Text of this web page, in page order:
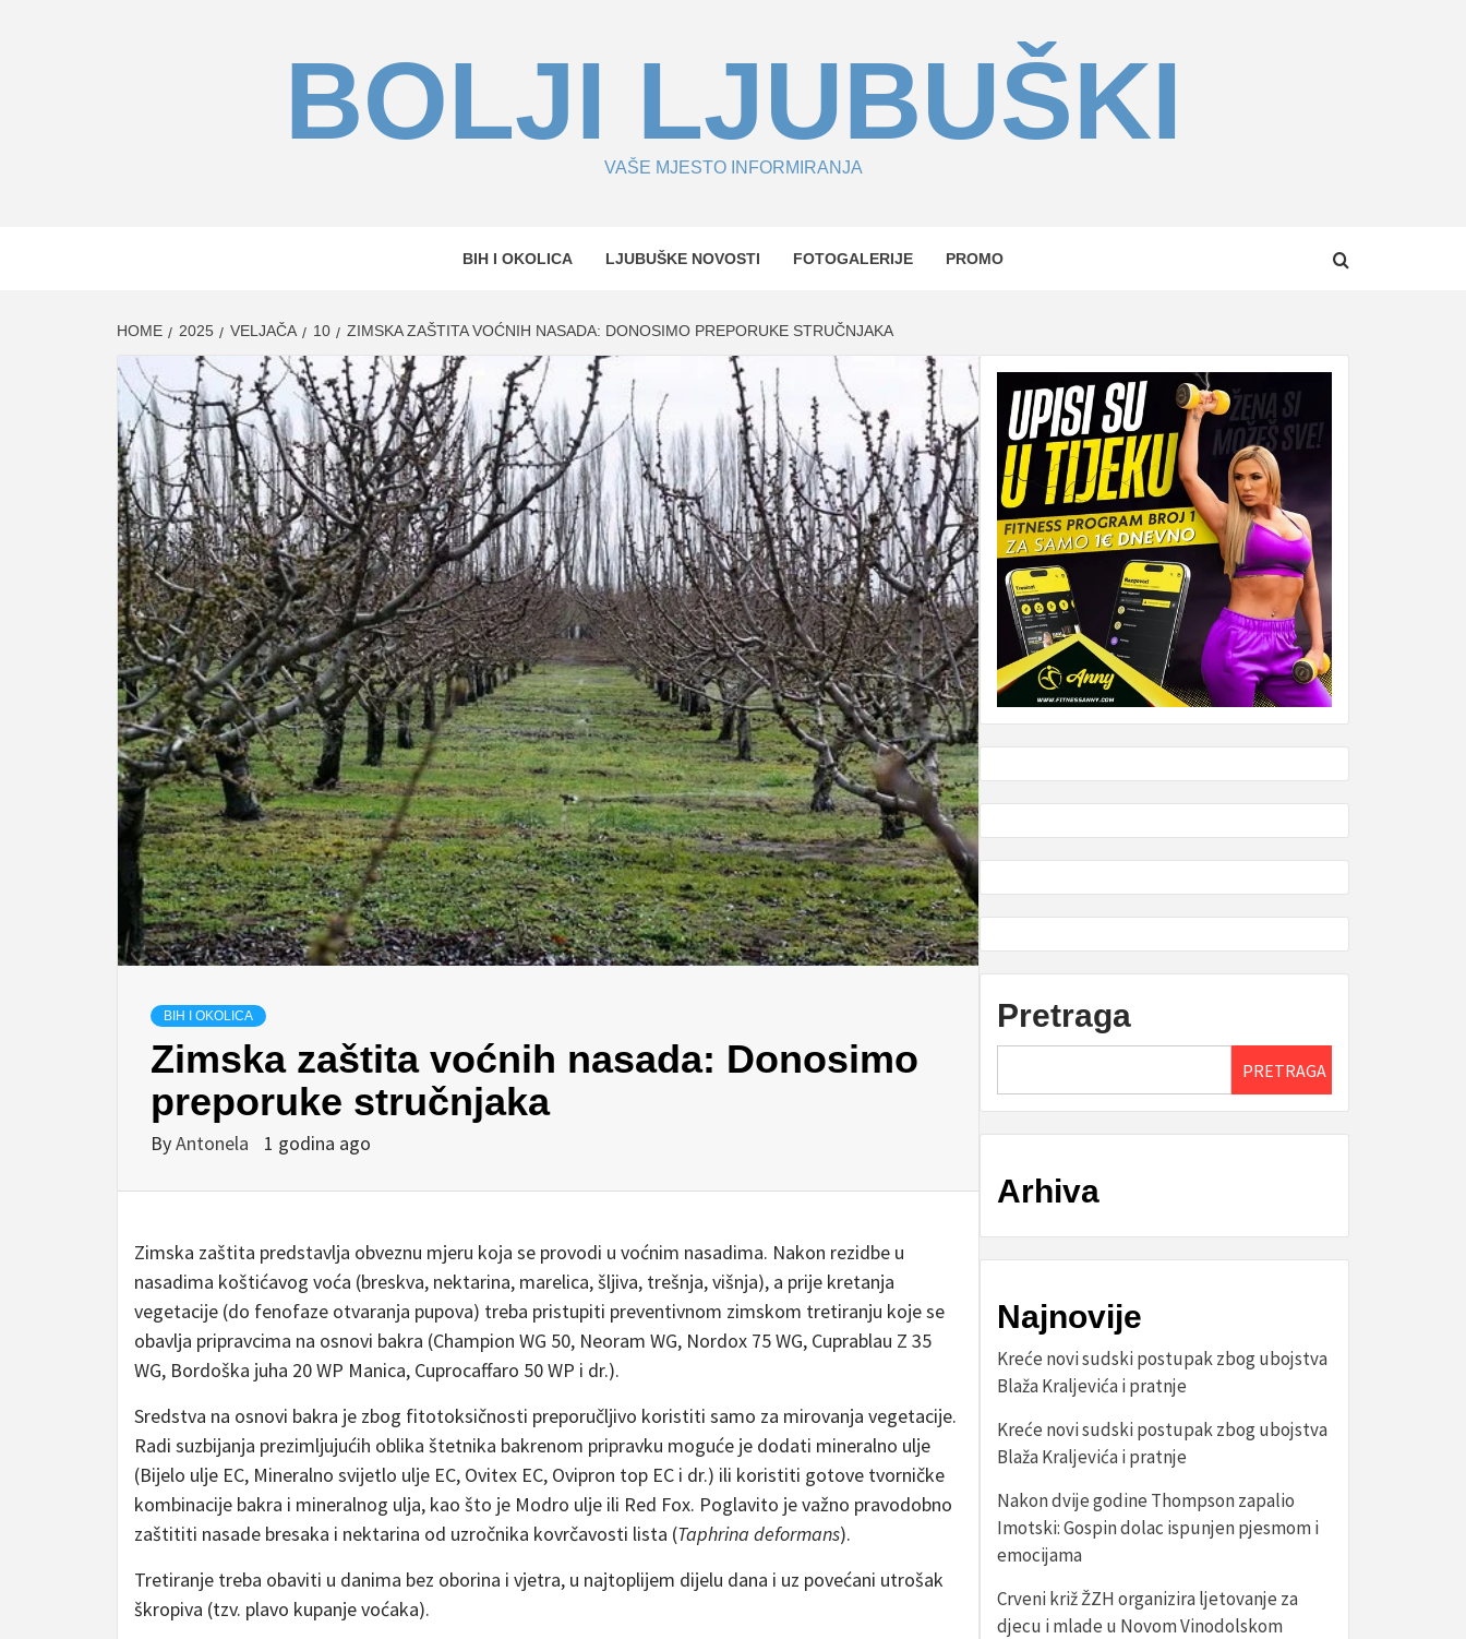
BOLJI LJUBUŠKI
VAŠE MJESTO INFORMIRANJA
BIH I OKOLICA LJUBUŠKE NOVOSTI FOTOGALERIJE PROMO
HOME 2025 VELJAČA 10 ZIMSKA ZAŠTITA VOĆNIH NASADA: DONOSIMO PREPORUKE STRUČNJAKA
BIH I OKOLICA
Zimska zaštita voćnih nasada: Donosimo
preporuke stručnjaka
ByAntonela 1 godina ago
Zimska zaštita predstavlja obveznu mjeru koja se provodi u voćnim nasadima. Nakon rezidbe u
nasadima koštićavog voća (breskva, nektarina, marelica, šljiva, trešnja, višnja), a prije kretanja
vegetacije (do fenofaze otvaranja pupova) treba pristupiti preventivnom zimskom tretiranju koje se
obavlja pripravcima na osnovi bakra (Champion WG 50, Neoram WG, Nordox 75 WG, Cuprablau Z 35
WG, Bordoška juha 20 WP Manica, Cuprocaffaro 50 WP i dr.).
Sredstva na osnovi bakra je zbog fitotoksičnosti preporučljivo koristiti samo za mirovanja vegetacije.
Radi suzbijanja prezimljujućih oblika štetnika bakrenom pripravku moguće je dodati mineralno ulje
(Bijelo ulje EC, Mineralno svijetlo ulje EC, Ovitex EC, Ovipron top EC i dr.) ili koristiti gotove tvorničke
kombinacije bakra i mineralnog ulja, kao što je Modro ulje ili Red Fox. Poglavito je važno pravodobno
zaštititi nasade bresaka i nektarina od uzročnika kovrčavosti lista (Taphrina deformans).
Tretiranje treba obaviti u danima bez oborina i vjetra, u najtoplijem dijelu dana i uz povećani utrošak
škropiva (tzv. plavo kupanje voćaka).
Pretraga
PRETRAGA
Arhiva
Najnovije
Kreće novi sudski postupak zbog ubojstva
Blaža Kraljevića i pratnje
Kreće novi sudski postupak zbog ubojstva
Blaža Kraljevića i pratnje
Nakon dvije godine Thompson zapalio
Imotski: Gospin dolac ispunjen pjesmom i
emocijama
Crveni križ ŽZH organizira ljetovanje za
djecu i mlade u Novom Vinodolskom